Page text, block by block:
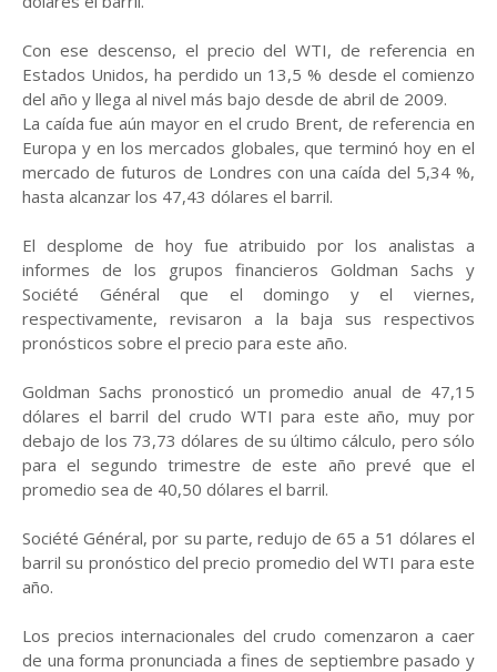
Con ese descenso, el precio del WTI, de referencia en
Estados Unidos, ha perdido un 13,5 % desde el comienzo
del año y llega al nivel más bajo desde de abril de 2009.
La caída fue aún mayor en el crudo Brent, de referencia en
Europa y en los mercados globales, que terminó hoy en el
mercado de futuros de Londres con una caída del 5,34 %,
hasta alcanzar los 47,43 dólares el barril.
El desplome de hoy fue atribuido por los analistas a
informes de los grupos financieros Goldman Sachs y
Société Général que el domingo y el viernes,
respectivamente, revisaron a la baja sus respectivos
pronósticos sobre el precio para este año.
Goldman Sachs pronosticó un promedio anual de 47,15
dólares el barril del crudo WTI para este año, muy por
debajo de los 73,73 dólares de su último cálculo, pero sólo
para el segundo trimestre de este año prevé que el
promedio sea de 40,50 dólares el barril.
Société Général, por su parte, redujo de 65 a 51 dólares el
barril su pronóstico del precio promedio del WTI para este
año.
Los precios internacionales del crudo comenzaron a caer
de una forma pronunciada a fines de septiembre pasado y